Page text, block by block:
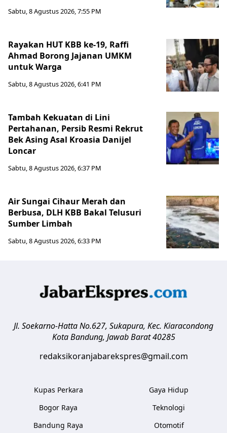
Sabtu, 8 Agustus 2026, 7:55 PM
Rayakan HUT KBB ke-19, Raffi
Ahmad Borong Jajanan UMKM
untuk Warga
Sabtu, 8 Agustus 2026, 6:41 PM
Tambah Kekuatan di Lini
Pertahanan, Persib Resmi Rekrut
Bek Asing Asal Kroasia Danijel
Loncar
Sabtu, 8 Agustus 2026, 6:37 PM
Air Sungai Cihaur Merah dan
Berbusa, DLH KBB Bakal Telusuri
Sumber Limbah
Sabtu, 8 Agustus 2026, 6:33 PM
Jl. Soekarno-Hatta No.627, Sukapura, Kec. Kiaracondong
Kota Bandung, Jawab Barat 40285
redaksikoranjabarekspres@gmail.com
Kupas Perkara
Bogor Raya
Bandung Raya
Gaya Hidup
Teknologi
Otomotif